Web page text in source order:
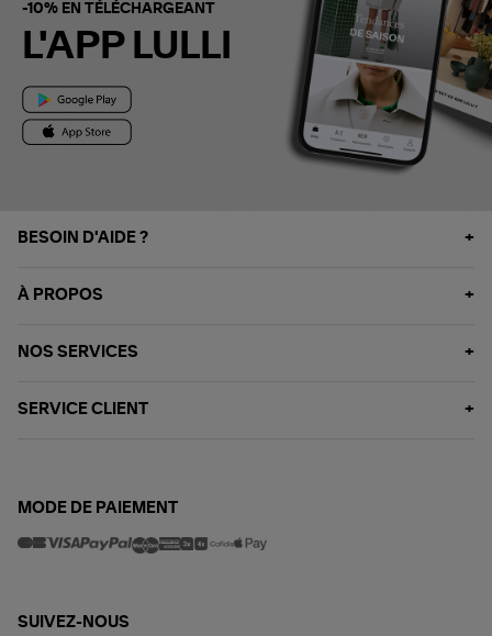
-10% EN TÉLÉCHARGEANT
L'APP LULLI
BESOIN D'AIDE ?
À PROPOS
NOS SERVICES
SERVICE CLIENT
MODE DE PAIEMENT
SUIVEZ-NOUS